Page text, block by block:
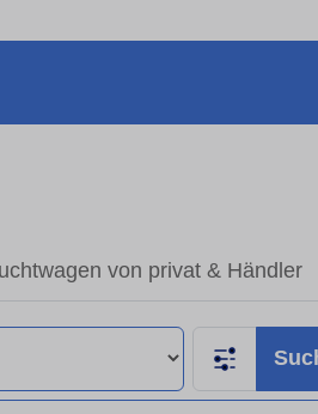
von privat & Händler